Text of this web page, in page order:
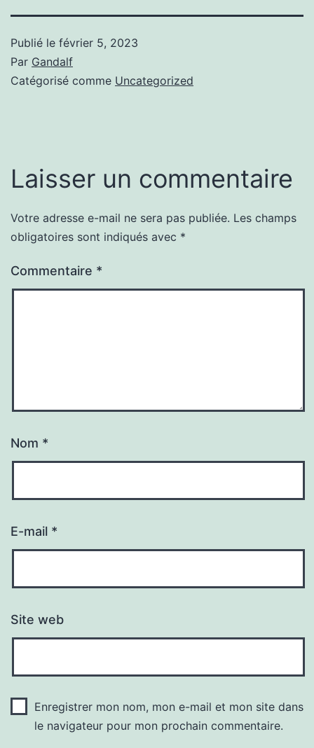
Publié le février 5, 2023
Par Gandalf
Catégorisé comme Uncategorized
Laisser un commentaire
Votre adresse e-mail ne sera pas publiée. Les champs
obligatoires sont indiqués avec *
Commentaire *
Nom *
E-mail *
Site web
Enregistrer mon nom, mon e-mail et mon site dans
le navigateur pour mon prochain commentaire.